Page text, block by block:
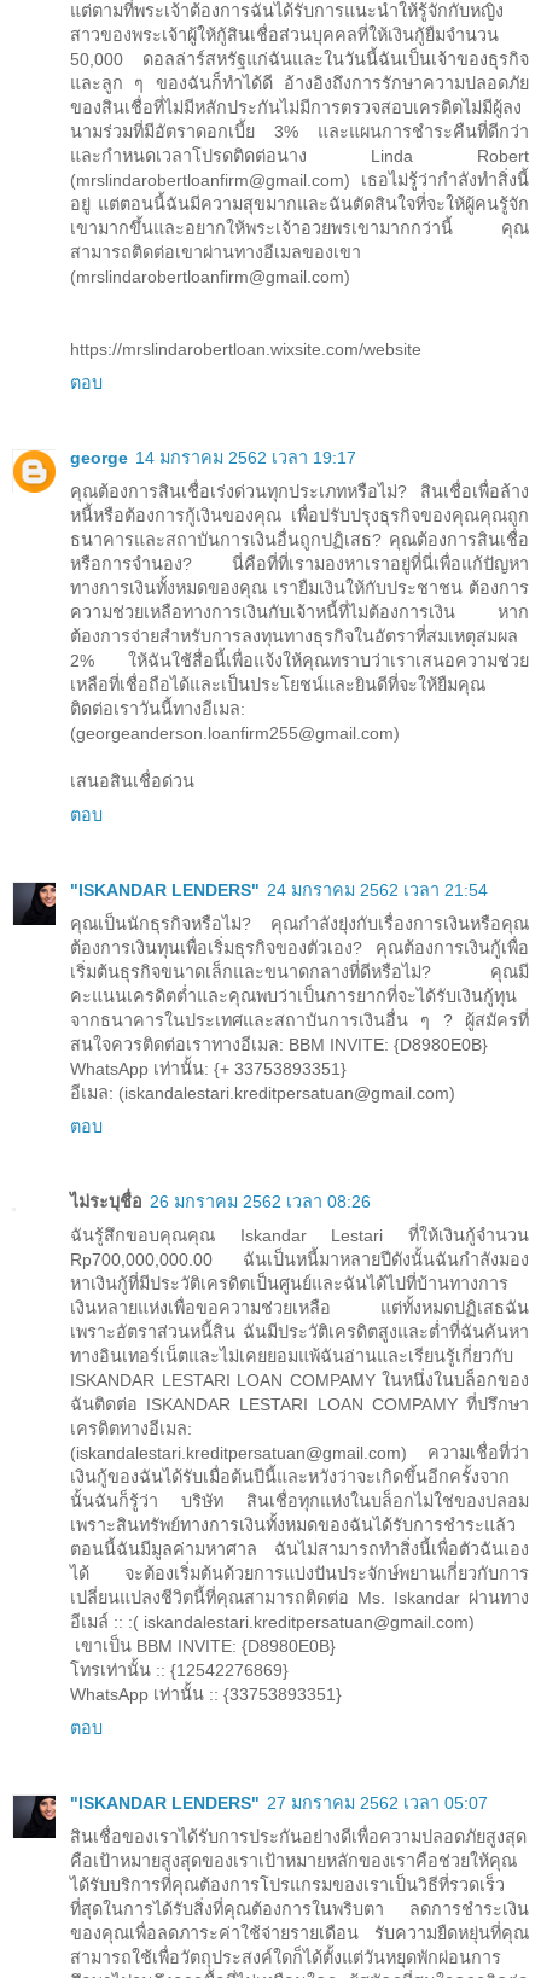
แต่ตามที่พระเจ้าต้องการฉันได้รับการแนะนำให้รู้จักกับหญิง
สาวของพระเจ้าผู้ให้กู้สินเชื่อส่วนบุคคลที่ให้เงินกู้ยืมจำนวน
50,000 ดอลล่าร์สหรัฐแก่ฉันและในวันนี้ฉันเป็นเจ้าของธุรกิจ
และลูก ๆ ของฉันก็ทำได้ดี อ้างอิงถึงการรักษาความปลอดภัย
ของสินเชื่อที่ไม่มีหลักประกันไม่มีการตรวจสอบเครดิตไม่มีผู้ลง
นามร่วมที่มีอัตราดอกเบี้ย 3% และแผนการชำระคืนที่ดีกว่า
และกำหนดเวลาโปรดติดต่อนาง Linda Robert
(mrslindarobertloanfirm@gmail.com) เธอไม่รู้ว่ากำลังทำสิ่งนี้
อยู่ แต่ตอนนี้ฉันมีความสุขมากและฉันตัดสินใจที่จะให้ผู้คนรู้จัก
เขามากขึ้นและอยากให้พระเจ้าอวยพรเขามากกว่านี้ คุณ
สามารถติดต่อเขาผ่านทางอีเมลของเขา
(mrslindarobertloanfirm@gmail.com)
https://mrslindarobertloan.wixsite.com/website
ตอบ
george 14 มกราคม 2562 เวลา 19:17
คุณต้องการสินเชื่อเร่งด่วนทุกประเภทหรือไม่? สินเชื่อเพื่อล้าง
หนี้หรือต้องการกู้เงินของคุณ เพื่อปรับปรุงธุรกิจของคุณคุณถูก
ธนาคารและสถาบันการเงินอื่นถูกปฏิเสธ? คุณต้องการสินเชื่อ
หรือการจำนอง? นี่คือที่ที่เรามองหาเราอยู่ที่นี่เพื่อแก้ปัญหา
ทางการเงินทั้งหมดของคุณ เรายืมเงินให้กับประชาชน ต้องการ
ความช่วยเหลือทางการเงินกับเจ้าหนี้ที่ไม่ต้องการเงิน หาก
ต้องการจ่ายสำหรับการลงทุนทางธุรกิจในอัตราที่สมเหตุสมผล
2% ให้ฉันใช้สื่อนี้เพื่อแจ้งให้คุณทราบว่าเราเสนอความช่วย
เหลือที่เชื่อถือได้และเป็นประโยชน์และยินดีที่จะให้ยืมคุณ
ติดต่อเราวันนี้ทางอีเมล:
(georgeanderson.loanfirm255@gmail.com)
เสนอสินเชื่อด่วน
ตอบ
"ISKANDAR LENDERS" 24 มกราคม 2562 เวลา 21:54
คุณเป็นนักธุรกิจหรือไม่? คุณกำลังยุ่งกับเรื่องการเงินหรือคุณ
ต้องการเงินทุนเพื่อเริ่มธุรกิจของตัวเอง? คุณต้องการเงินกู้เพื่อ
เริ่มต้นธุรกิจขนาดเล็กและขนาดกลางที่ดีหรือไม่? คุณมี
คะแนนเครดิตต่ำและคุณพบว่าเป็นการยากที่จะได้รับเงินกู้ทุน
จากธนาคารในประเทศและสถาบันการเงินอื่น ๆ ? ผู้สมัครที่
สนใจควรติดต่อเราทางอีเมล: BBM INVITE: {D8980E0B}
WhatsApp เท่านั้น: {+ 33753893351}
อีเมล: (iskandalestari.kreditpersatuan@gmail.com)
ตอบ
ไม่ระบุชื่อ 26 มกราคม 2562 เวลา 08:26
ฉันรู้สึกขอบคุณคุณ Iskandar Lestari ที่ให้เงินกู้จำนวน
Rp700,000,000.00 ฉันเป็นหนี้มาหลายปีดังนั้นฉันกำลังมอง
หาเงินกู้ที่มีประวัติเครดิตเป็นศูนย์และฉันได้ไปที่บ้านทางการ
เงินหลายแห่งเพื่อขอความช่วยเหลือ แต่ทั้งหมดปฏิเสธฉัน
เพราะอัตราส่วนหนี้สิน ฉันมีประวัติเครดิตสูงและต่ำที่ฉันค้นหา
ทางอินเทอร์เน็ตและไม่เคยยอมแพ้ฉันอ่านและเรียนรู้เกี่ยวกับ
ISKANDAR LESTARI LOAN COMPAMY ในหนึ่งในบล็อกของ
ฉันติดต่อ ISKANDAR LESTARI LOAN COMPAMY ที่ปรึกษา
เครดิตทางอีเมล:
(iskandalestari.kreditpersatuan@gmail.com) ความเชื่อที่ว่า
เงินกู้ของฉันได้รับเมื่อต้นปีนี้และหวังว่าจะเกิดขึ้นอีกครั้งจาก
นั้นฉันก็รู้ว่า บริษัท สินเชื่อทุกแห่งในบล็อกไม่ใช่ของปลอม
เพราะสินทรัพย์ทางการเงินทั้งหมดของฉันได้รับการชำระแล้ว
ตอนนี้ฉันมีมูลค่ามหาศาล ฉันไม่สามารถทำสิ่งนี้เพื่อตัวฉันเอง
ได้ จะต้องเริ่มต้นด้วยการแบ่งปันประจักษ์พยานเกี่ยวกับการ
เปลี่ยนแปลงชีวิตนี้ที่คุณสามารถติดต่อ Ms. Iskandar ผ่านทาง
อีเมล์ :: :( iskandalestari.kreditpersatuan@gmail.com)
เขาเป็น BBM INVITE: {D8980E0B}
โทรเท่านั้น :: {12542276869}
WhatsApp เท่านั้น :: {33753893351}
ตอบ
"ISKANDAR LENDERS" 27 มกราคม 2562 เวลา 05:07
สินเชื่อของเราได้รับการประกันอย่างดีเพื่อความปลอดภัยสูงสุด
คือเป้าหมายสูงสุดของเราเป้าหมายหลักของเราคือช่วยให้คุณ
ได้รับบริการที่คุณต้องการโปรแกรมของเราเป็นวิธีที่รวดเร็ว
ที่สุดในการได้รับสิ่งที่คุณต้องการในพริบตา ลดการชำระเงิน
ของคุณเพื่อลดภาระค่าใช้จ่ายรายเดือน รับความยืดหยุ่นที่คุณ
สามารถใช้เพื่อวัตถุประสงค์ใดก็ได้ตั้งแต่วันหยุดพักผ่อนการ